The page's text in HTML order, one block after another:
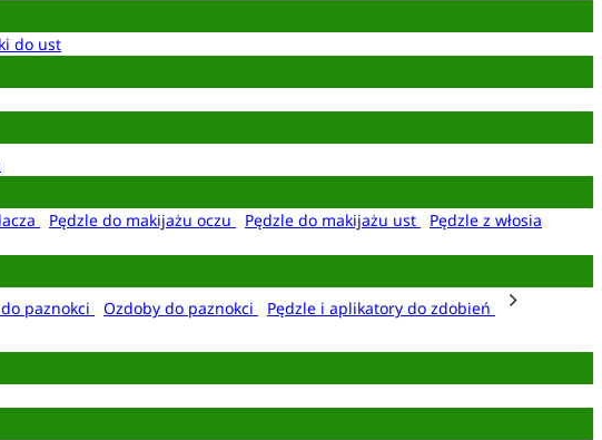
do ust
Pędzle do makijażu oczu Pędzle do makijażu ust
Pędzle z włosia
paznokci Ozdoby do paznokci
Pędzle i aplikatory do zdobień